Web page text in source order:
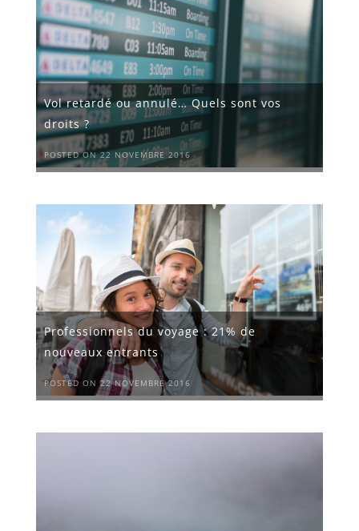
Vol retardé ou annulé… Quels sont vos
droits ?
POSTED ON 22 NOVEMBRE 2016
Professionnels du voyage : 21% de
nouveaux entrants
POSTED ON 22 NOVEMBRE 2016